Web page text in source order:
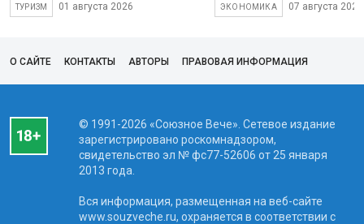
ТУРИЗМ 01 августа 2026 ЭКОНОМИКА 07 августа 2026
О САЙТЕ КОНТАКТЫ АВТОРЫ ПРАВОВАЯ ИНФОРМАЦИЯ
© 1991-2026 «Союзное Вече». Сетевое издание
зарегистрировано роскомнадзором,
свидетельство эл № фc77-52606 от 25 января
2013 года.
Вся информация, размещенная на веб-сайте
www.souzveche.ru, охраняется в соответствии с